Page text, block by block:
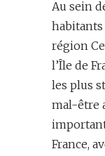
Au sein
habitants
région
l’Île de
les plus
mal-être
France,